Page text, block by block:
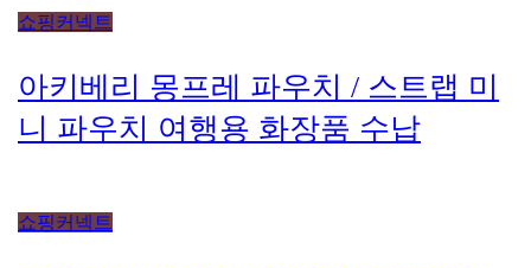
쇼핑커넥트
아키베리 몽프레 파우치 / 스트랩 미
니 파우치 여행용 화장품 수납
쇼핑커넥트